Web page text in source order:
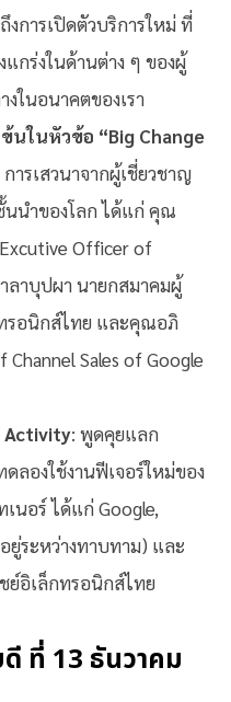
งการเปิดตัวบริการใหม่ ที่
แกร่งในด้านต่าง ๆ ของผู้
ในอนาคตของเรา
นในหัวข้อ “Big Change
การเสวนาจากผู้เชี่ยวชาญ
นำของโลก ได้แก่ คุณ
Officer of
ลาบุปผา นายกสมาคมผู้
รอนิกส์ไทย และคุณอภิ
Sales of Google
Activity: พูดคุยแลก
ลองใช้งานฟีเจอร์ใหม่ของ
นอร์ ได้แก่ Google,
ยู่ระหว่างทาบทาม) และ
อิเล็กทรอนิกส์ไทย
ที่ 13 ธันวาคม